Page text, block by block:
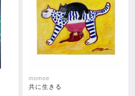
momoe
共に生きる